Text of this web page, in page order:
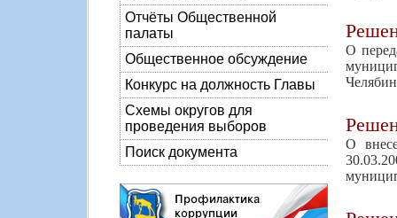
Отчёты Общественной
палаты
Общественное обсуждение
Конкурс на должность Главы
Схемы округов для
проведения выборов
Поиск документа
О
О